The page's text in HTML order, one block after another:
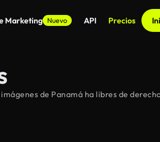
Marketing Nuevo API Precios
de Panamá ha libres de